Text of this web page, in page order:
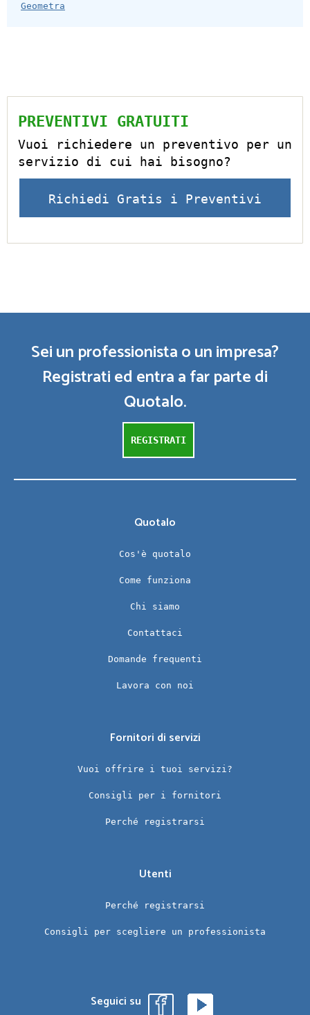
Geometra
PREVENTIVI GRATUITI
Vuoi richiedere un preventivo per un
servizio di cui hai bisogno?
Richiedi Gratis i Preventivi
Sei un professionista o un impresa?
Registrati ed entra a far parte di
Quotalo.
REGISTRATI
Quotalo
Cos'è quotalo
Come funziona
Chi siamo
Contattaci
Domande frequenti
Lavora con noi
Fornitori di servizi
Vuoi offrire i tuoi servizi?
Consigli per i fornitori
Perché registrarsi
Utenti
Perché registrarsi
Consigli per scegliere un professionista
Seguici su